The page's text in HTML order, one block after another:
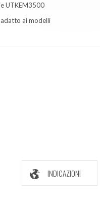
UTKEM3500
adatto ai modelli
INDICAZIONI